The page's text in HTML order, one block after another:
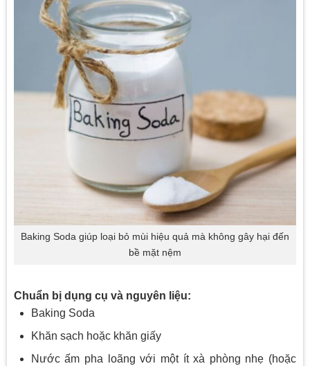
Baking Soda giúp loại bỏ mùi hiệu quả mà không gây hại đến
bề mặt nệm
Chuẩn bị dụng cụ và nguyên liệu:
Baking Soda
Khăn sạch hoặc khăn giấy
Nước ấm pha loãng với một ít xà phòng nhẹ (hoặc